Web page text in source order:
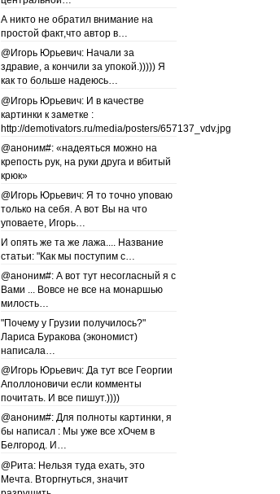
А никто не обратил внимание на
простой факт,что автор в…
@Игорь Юрьевич: Начали за
здравие, а кончили за упокой.))))) Я
как то больше надеюсь…
@Игорь Юрьевич: И в качестве
картинки к заметке :
http://demotivators.ru/media/posters/657137_vdv.jpg
@аноним#: «надеяться можно на
крепость рук, на руки друга и вбитый
крюк»
@Игорь Юрьевич: Я то точно уповаю
только на себя. А вот Вы на что
уповаете, Игорь…
И опять же та же лажа.... Название
статьи: "Как мы поступим с…
@аноним#: А вот тут несогласный я с
Вами ... Вовсе не все на монаршью
милость…
"Почему у Грузии получилось?"
Лариса Буракова (экономист)
написала…
@Игорь Юрьевич: Да тут все Георгии
Аполлоновичи если комменты
почитать. И все пишут.))))
@аноним#: Для полноты картинки, я
бы написал : Мы уже все хОчем в
Белгород. И…
@Рита: Нельзя туда ехать, это
Мечта. Вторгнуться, значит